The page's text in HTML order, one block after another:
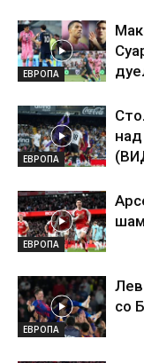
ЕВРОПА
ЕВРОПА
над
ЕВРОПА
ЕВРОПА
со